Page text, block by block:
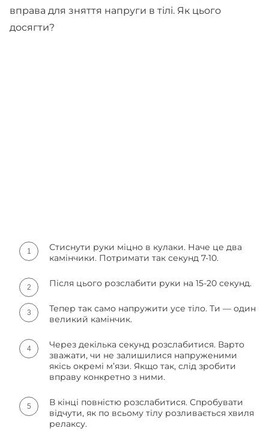
вправа для зняття напруги в тілі. Як цього
досягти?
Стиснути руки міцно в кулаки. Наче це два
камінчики. Потримати так секунд 7-10.
Після цього розслабити руки на 15-20 секунд.
Тепер так само напружити усе тіло. Ти — один
великий камінчик.
Через декілька секунд розслабитися. Варто
зважати, чи не залишилися напруженими
якісь окремі м’язи. Якщо так, слід зробити
вправу конкретно з ними.
В кінці повністю розслабитися. Спробувати
відчути, як по всьому тілу розливається хвиля
релаксу.